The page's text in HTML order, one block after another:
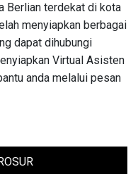
Berlian terdekat di kota
menyiapkan berbagai
dapat dihubungi
Virtual Asisten
anda melalui pesan